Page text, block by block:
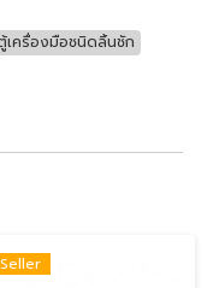
เครื่องมือชนิดลิ้นชัก